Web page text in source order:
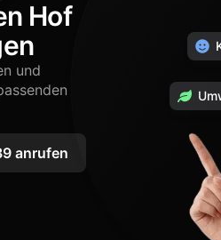
Hof
und
anrufen